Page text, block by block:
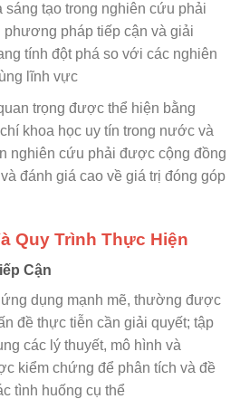
sáng tạo trong nghiên cứu phải
pháp tiếp cận và giải
tính đột phá so với các nghiên
lĩnh vực
trọng được thể hiện bằng
khoa học uy tín trong nước và
nghiên cứu phải được cộng đồng
đánh giá cao về giá trị đóng góp
Quy Trình Thực Hiện
Cận
ứng dụng mạnh mẽ, thường được
đề thực tiễn cần giải quyết; tập
các lý thuyết, mô hình và
kiểm chứng để phân tích và đề
tình huống cụ thể